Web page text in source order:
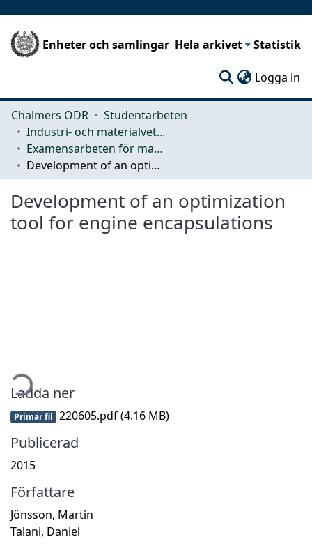
Enheter och samlingar Hela arkivet Statistik
Logga in
Chalmers ODR
Studentarbeten
Industri- och materialvetenskap (IMS)
Examensarbeten för masterexamen
Development of an optimization tool for engine encapsulations
Development of an optimization
tool for engine encapsulations
Ladda ner
Primär fil 220605.pdf(4.16 MB)
Publicerad
2015
Författare
Jönsson, Martin
Talani, Daniel